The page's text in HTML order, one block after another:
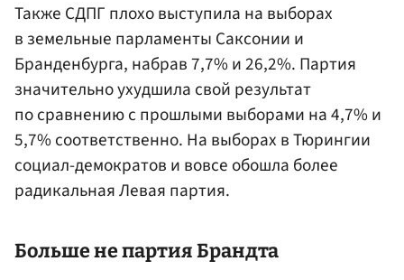
Также СДПГ плохо выступила на выборах
в земельные парламенты Саксонии и
Бранденбурга, набрав 7,7% и 26,2%. Партия
значительно ухудшила свой результат
по сравнению с прошлыми выборами на 4,7% и
5,7% соответственно. На выборах в Тюрингии
социал-демократов и вовсе обошла более
радикальная Левая партия.
Больше не партия Брандта